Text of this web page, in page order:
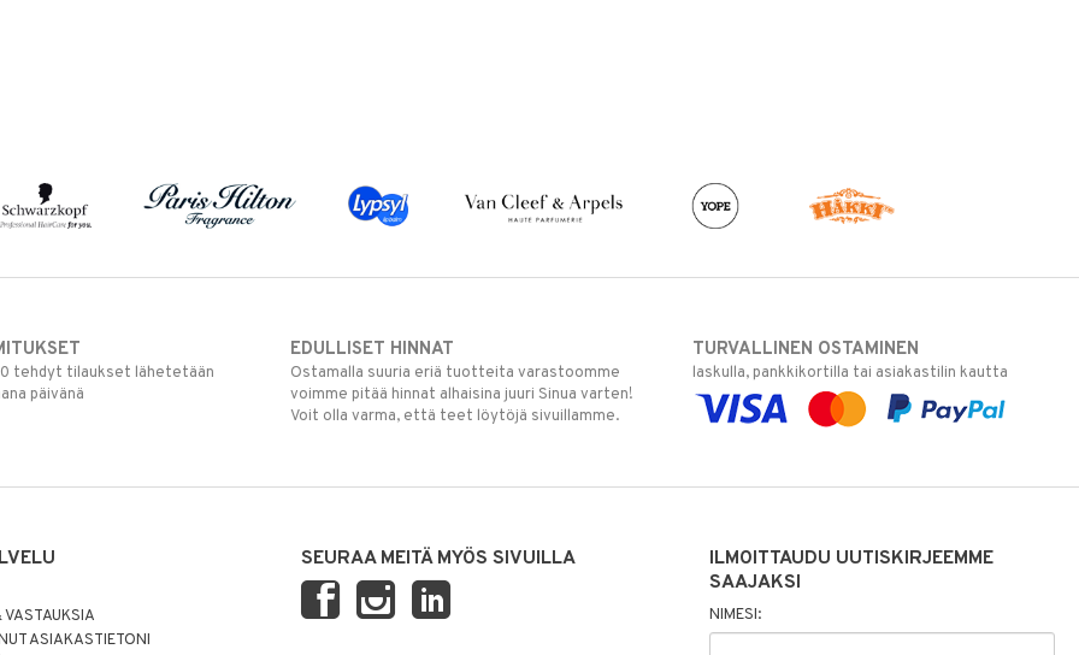
tehdyt tilaukset lähetetään
päivänä
EDULLISET HINNAT
Ostamalla suuria eriä tuotteita varastoomme
voimme pitää hinnat alhaisina juuri Sinua varten!
Voit olla varma, että teet löytöjä sivuillamme.
TURVALLINEN OSTAMINEN
laskulla, pankkikortilla tai asiakastilin kautta
ASIAKASTIETONI
SEURAA MEITÄ MYÖS SIVUILLA
ILMOITTAUDU UUTISKIRJEEMME
SAAJAKSI
NIMESI: